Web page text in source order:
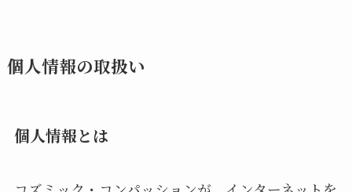
個人情報の取扱い
個人情報とは